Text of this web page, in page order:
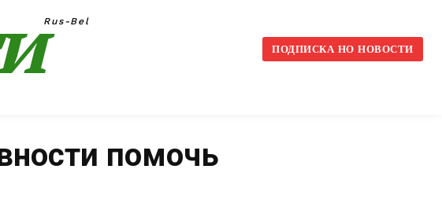
Rus-Bel
ПОДПИСКА НО НОВОСТИ
помочь